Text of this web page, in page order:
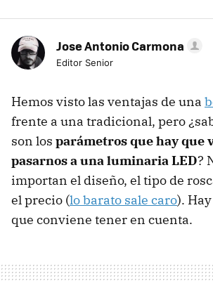
Jose Antonio Carmona
Editor Senior
Hemos visto las ventajas de una
frente a una tradicional, pero
son los parámetros que hay que
pasarnos a una luminaria LED?
importan el diseño, el tipo de
el precio (lo barato sale caro). Hay
que conviene tener en cuenta.